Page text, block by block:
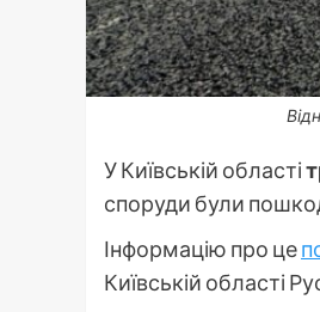
У Київській області
споруди були
Інформацію про це
Київській області